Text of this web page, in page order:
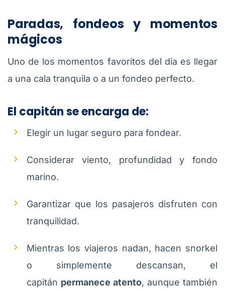
Paradas, fondeos y momentos
mágicos
Uno de los momentos favoritos del día es llegar
a una cala tranquila o a un fondeo perfecto.
El capitán se encarga de:
Elegir un lugar seguro para fondear.
Considerar viento, profundidad y fondo
marino.
Garantizar que los pasajeros disfruten con
tranquilidad.
Mientras los viajeros nadan, hacen snorkel
o simplemente descansan, el
capitán permanece atento, aunque también